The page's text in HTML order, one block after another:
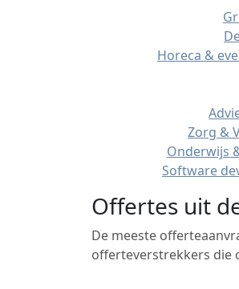
Horeca &
Zorg &
Onderwijs
Software
Offertes uit
De meeste
offerteverstrekkers die